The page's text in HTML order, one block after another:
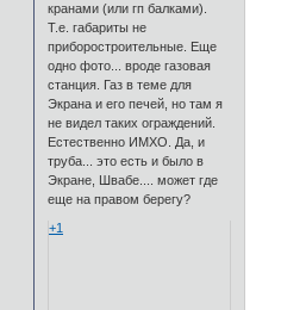
кранами (или гп балками).
Т.е. габариты не
приборостроительные. Еще
одно фото... вроде газовая
станция. Газ в теме для
Экрана и его печей, но там я
не видел таких ограждений.
Естественно ИМХО. Да, и
труба... это есть и было в
Экране, Швабе.... может где
еще на правом берегу?
+1